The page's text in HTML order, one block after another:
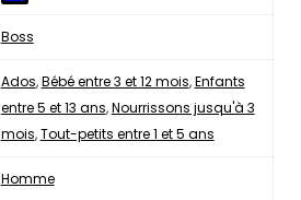
Boss
Ados,Bébé entre 3 et 12 mois,Enfants
entre 5 et 13 ans,Nourrissons jusqu'à 3
mois,Tout-petits entre 1 et 5 ans
Homme